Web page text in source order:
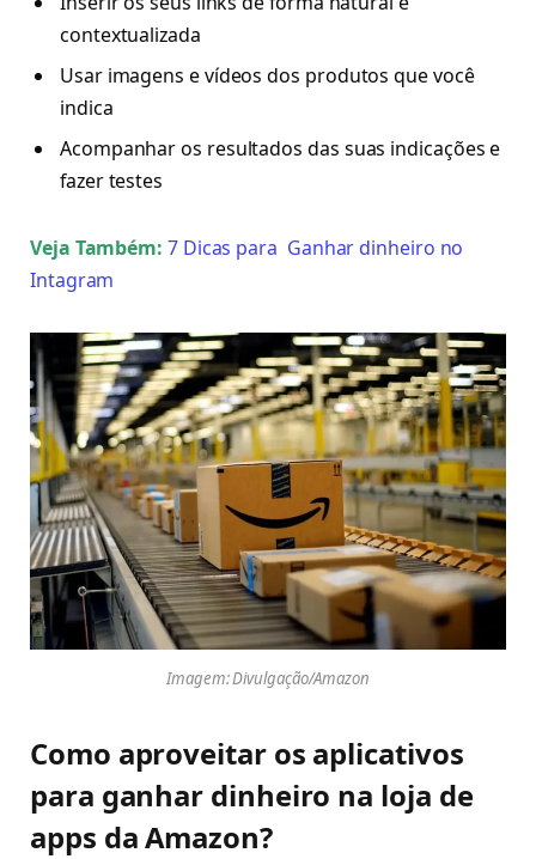
contextualizada
Usar imagens e vídeos dos produtos que você
indica
Acompanhar os resultados das suas indicações e
fazer testes
Veja Também: 7 Dicas para Ganhar dinheiro no
Intagram
Imagem: Divulgação/Amazon
Como aproveitar os aplicativos
para ganhar dinheiro na loja de
apps da Amazon?